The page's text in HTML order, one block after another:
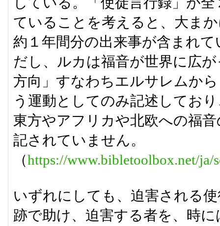
ていることを考えると、大ま
約１年間分の出来事が含まれ
だし、ルカは福音が世界に広
方向」すなわちエルサレムか
う運動としてのみ記述してお
東方やアフリカや北欧への福
記されていません。
（https://www.bibletoolbox.net/ja/
いずれにしても、迫害される
跡で助け、迫害する者を、時